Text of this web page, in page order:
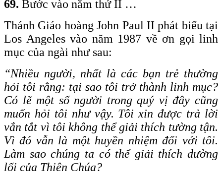
69. Bước vào năm thứ II …
Thánh Giáo hoàng John Paul II phát biểu tại
Los Angeles vào năm 1987 về ơn gọi linh
mục của ngài như sau:
“Nhiều người, nhất là các bạn trẻ thường
hỏi tôi rằng: tại sao tôi trở thành linh mục?
Có lẽ một số người trong quý vị đây cũng
muốn hỏi tôi như vậy. Tôi xin được trả lời
vắn tắt vì tôi không thể giải thích tường tận.
Vì đó vẫn là một huyền nhiệm đối với tôi.
Làm sao chúng ta có thể giải thích đường
lối của Thiên Chúa?